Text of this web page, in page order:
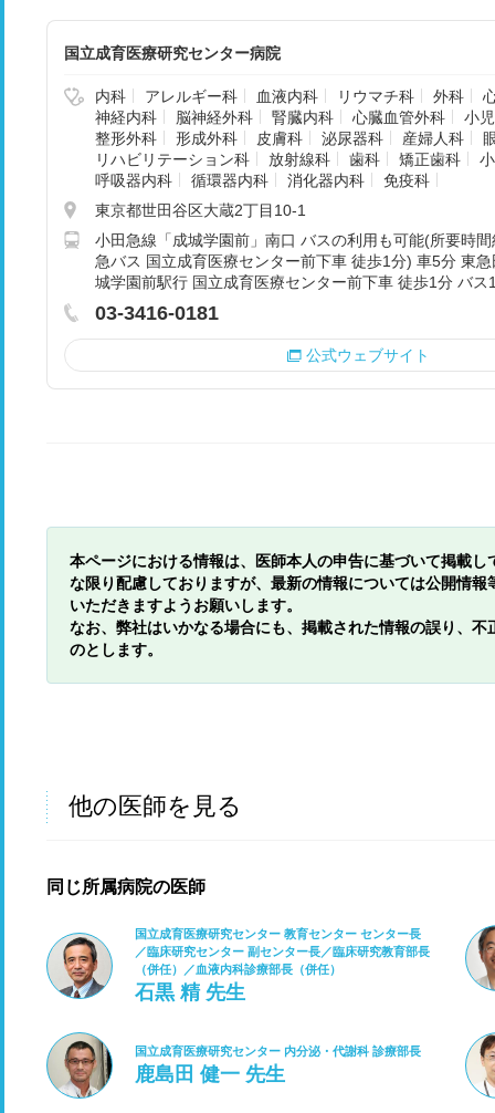
国立成育医療研究センター病院
内科 アレルギー科 血液内科 リウマチ科 外科
神経内科
脳神経外科 腎臓内科 心臓血管外科
小
整形外科
形成外科 皮膚科 泌尿器科 産婦人科
リハビリテーション科
放射線科 歯科 矯正歯科
呼吸器内科
循環器内科 消化器内科
免疫科
東京都世田谷区大蔵2丁目10-1
小田急線「成城学園前」南口 バスの利用も可能(所要時
急バス 国立成育医療センター前下車 徒歩1分) 車5分 東
城学園前駅行 国立成育医療センター前下車 徒歩1分 バス
03-3416-0181
公式ウェブサイト
本ページにおける情報は、医師本人の申告に基づいて掲載
な限り配慮しておりますが、最新の情報については公開情
いただきますようお願いします。
なお、弊社はいかなる場合にも、掲載された情報の誤り、
のとします。
他の医師を見る
同じ所属病院の医師
国立成育医療研究センター 教育センター センター長
／臨床研究センター 副センター長／臨床研究教育部長
（併任）／血液内科診療部長（併任）
石黒 精 先生
国立成育医療研究センター 内分泌・代謝科 診療部長
鹿島田 健一 先生